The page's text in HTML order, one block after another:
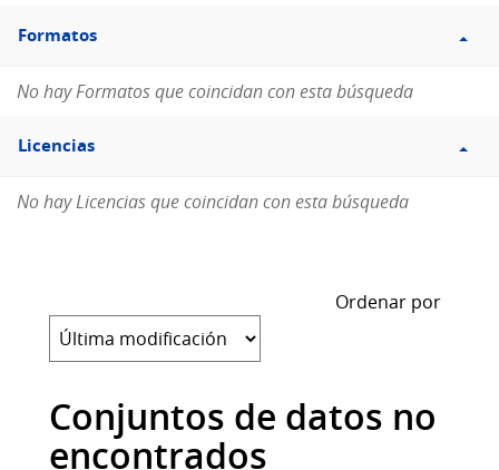
Filtro
Formatos
Formatos
No hay Formatos que coincidan con esta búsqueda
Filtro
Licencias
Licencias
No hay Licencias que coincidan con esta búsqueda
Ordenar por
Conjuntos de datos no
encontrados